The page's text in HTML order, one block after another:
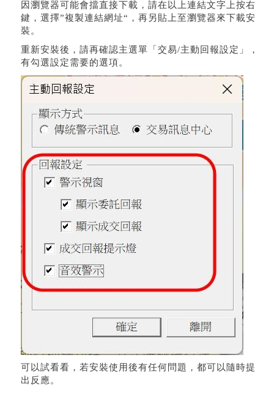
因瀏覽器可能會擋直接下載，請在以上連結文字上按右
鍵，選擇”複製連結網址“，再另貼上至瀏覽器來下載安
裝。
重新安裝後，請再確認主選單「交易/主動回報設定」，
有勾選設定需要的選項。
可以試看看，若安裝使用後有任何問題，都可以隨時提
出反應。